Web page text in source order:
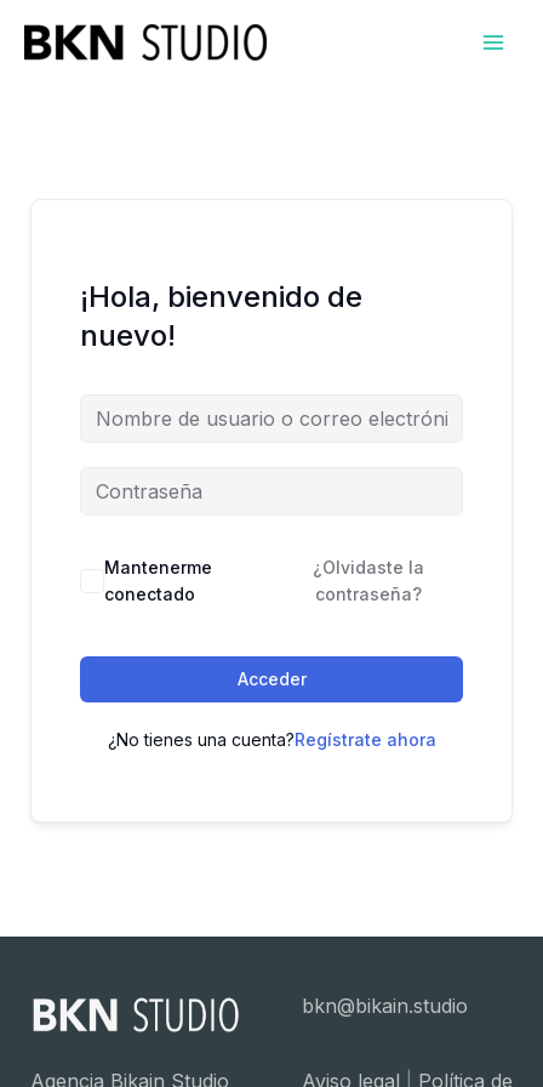
¡Hola, bienvenido de
nuevo!
Mantenerme
conectado
¿Olvidaste la
contraseña?
Acceder
¿No tienes una cuenta?Regístrate ahora
bkn@bikain.studio
Agencia Bikain Studio Aviso legal Política de